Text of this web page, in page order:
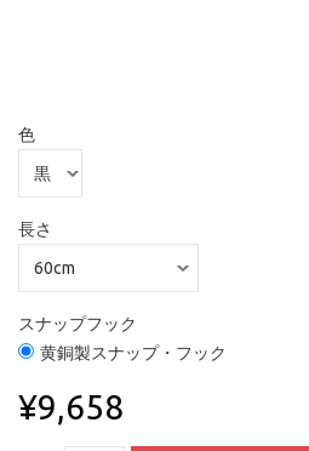
色
長さ
スナップフック
黄銅製スナップ・フック
¥9,658